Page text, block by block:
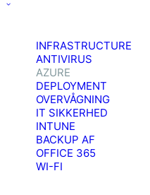
INFRASTRUCTURE
ANTIVIRUS
AZURE
DEPLOYMENT
OVERVÅGNING
IT SIKKERHED
INTUNE
BACKUP AF
OFFICE 365
WI-FI